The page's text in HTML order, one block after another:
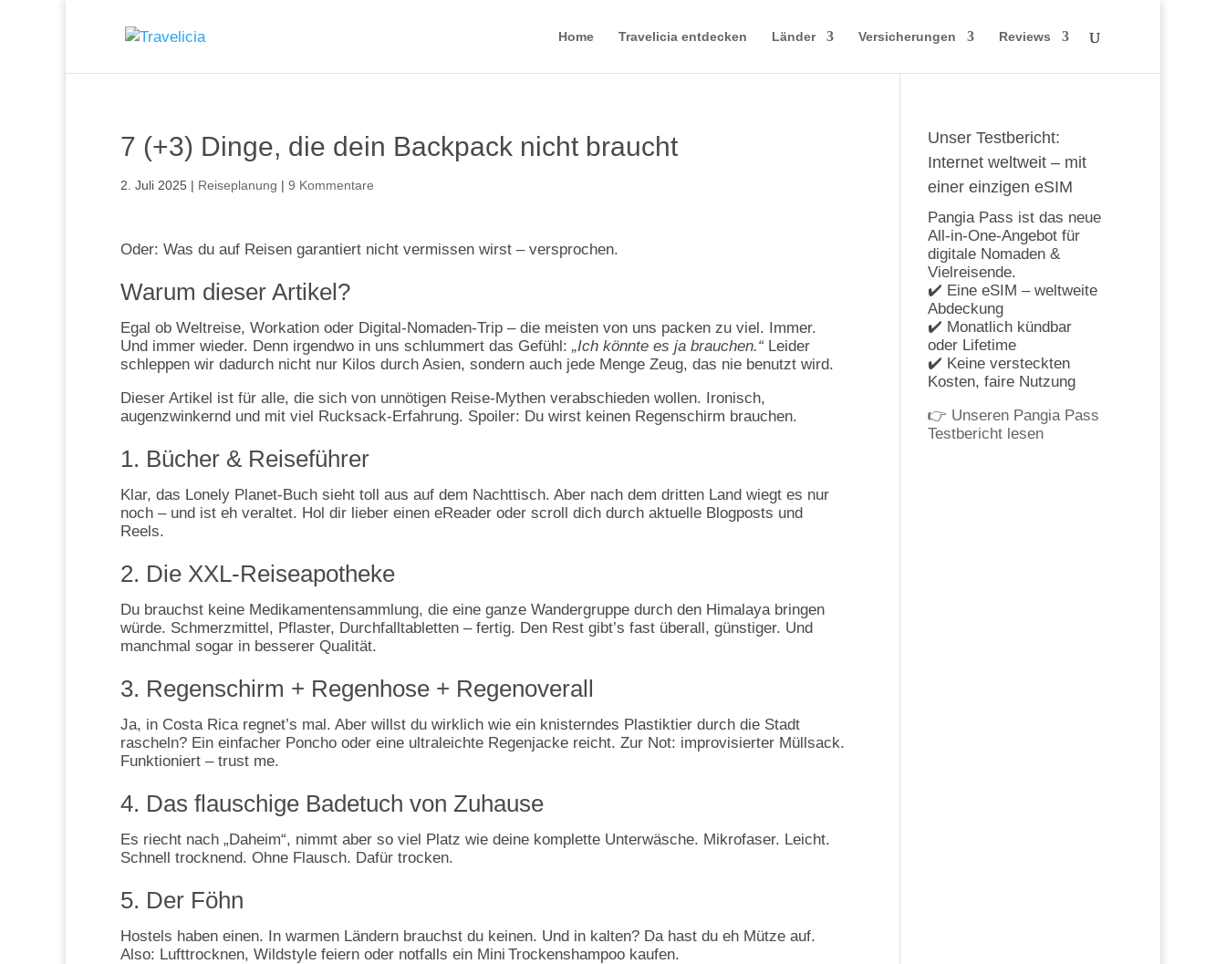
Home Travelicia entdecken Länder Versicherungen Reviews
7 (+3) Dinge, die dein Backpack nicht braucht
2. Juli 2025 | Reiseplanung | 9 Kommentare
Oder: Was du auf Reisen garantiert nicht vermissen wirst – versprochen.
Warum dieser Artikel?
Egal ob Weltreise, Workation oder Digital-Nomaden-Trip – die meisten von uns packen zu viel. Immer.
Und immer wieder. Denn irgendwo in uns schlummert das Gefühl: „Ich könnte es ja brauchen.“ Leider
schleppen wir dadurch nicht nur Kilos durch Asien, sondern auch jede Menge Zeug, das nie benutzt wird.
Dieser Artikel ist für alle, die sich von unnötigen Reise-Mythen verabschieden wollen. Ironisch,
augenzwinkernd und mit viel Rucksack-Erfahrung. Spoiler: Du wirst keinen Regenschirm brauchen.
1. Bücher & Reiseführer
Klar, das Lonely Planet-Buch sieht toll aus auf dem Nachttisch. Aber nach dem dritten Land wiegt es nur
noch – und ist eh veraltet. Hol dir lieber einen eReader oder scroll dich durch aktuelle Blogposts und
Reels.
2. Die XXL-Reiseapotheke
Du brauchst keine Medikamentensammlung, die eine ganze Wandergruppe durch den Himalaya bringen
würde. Schmerzmittel, Pflaster, Durchfalltabletten – fertig. Den Rest gibt’s fast überall, günstiger. Und
manchmal sogar in besserer Qualität.
3. Regenschirm + Regenhose + Regenoverall
Ja, in Costa Rica regnet’s mal. Aber willst du wirklich wie ein knisterndes Plastiktier durch die Stadt
rascheln? Ein einfacher Poncho oder eine ultraleichte Regenjacke reicht. Zur Not: improvisierter Müllsack.
Funktioniert – trust me.
4. Das flauschige Badetuch von Zuhause
Es riecht nach „Daheim“, nimmt aber so viel Platz wie deine komplette Unterwäsche. Mikrofaser. Leicht.
Schnell trocknend. Ohne Flausch. Dafür trocken.
5. Der Föhn
Hostels haben einen. In warmen Ländern brauchst du keinen. Und in kalten? Da hast du eh Mütze auf.
Also: Lufttrocknen, Wildstyle feiern oder notfalls ein Mini Trockenshampoo kaufen.
Unser Testbericht:
Internet weltweit – mit
einer einzigen eSIM
Pangia Pass ist das neue
All-in-One-Angebot für
digitale Nomaden &
Vielreisende.
✔️ Eine eSIM – weltweite
Abdeckung
✔️ Monatlich kündbar
oder Lifetime
✔️ Keine versteckten
Kosten, faire Nutzung
👉 Unseren Pangia Pass
Testbericht lesen